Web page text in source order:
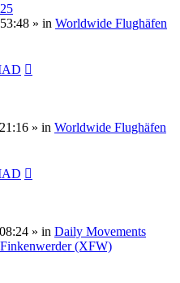
» in Worldwide Flughäfen
» in Worldwide Flughäfen
» in Daily Movements
(XFW)